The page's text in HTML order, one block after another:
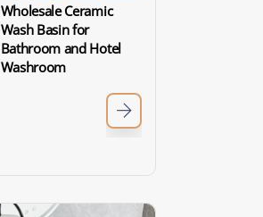
Wholesale Ceramic
Wash Basin for
Bathroom and Hotel
Washroom